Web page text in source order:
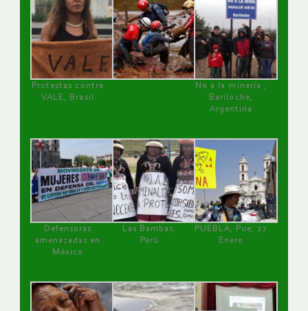
Protestas contra
VALE, Brasil
No a la minería ,
Bariloche,
Argentina
Defensoras
amenazadas en
México
Las Bambas,
Perú
PUEBLA, Pue, 27
Enero